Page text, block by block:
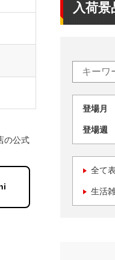
入荷
登場月
登場週
全て
生活
の公式